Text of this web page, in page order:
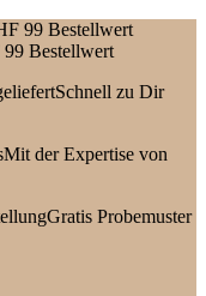
Bestellwert
Schnell zu Dir
Mit der Expertise von
Gratis Probemuster